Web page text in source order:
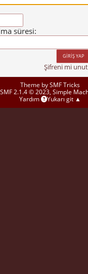
süresi:
Şifreni mi
Theme bySMF Tricks
SMF 2.1.4 © 2023, Simple
Yardım
Yukarı git ▲